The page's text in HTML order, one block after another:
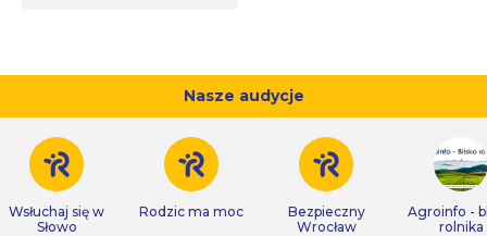
Nasze audycje
Wsłuchaj się w
Słowo
Rodzic ma moc
Bezpieczny
Wrocław
Agroinfo -
rolnika